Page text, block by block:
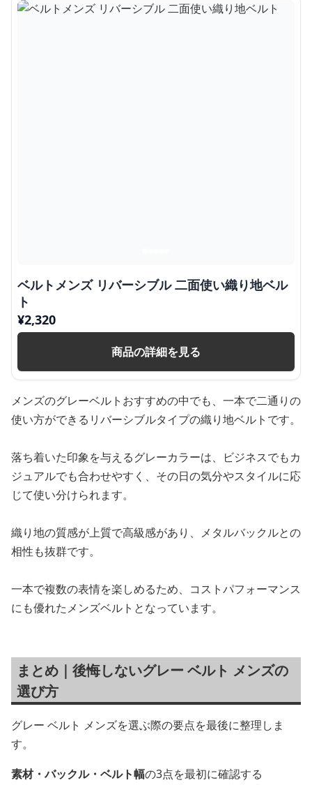
ベルトメンズ リバーシブル 二面使い織り地ベル
ト
¥2,320
商品の詳細を見る
メンズのグレーベルトおすすめの中でも、一本で二通りの
使い方ができるリバーシブルタイプの織り地ベルトです。
落ち着いた印象を与えるグレーカラーは、ビジネスでもカ
ジュアルでも合わせやすく、その日の気分やスタイルに応
じて使い分けられます。
織り地の質感が上質で高級感があり、メタルバックルとの
相性も抜群です。
一本で複数の表情を楽しめるため、コストパフォーマンス
にも優れたメンズベルトとなっています。
まとめ｜後悔しないグレー ベルト メンズの
選び方
グレー ベルト メンズを選ぶ際の要点を最後に整理しま
す。
素材・バックル・ベルト幅の3点を最初に確認する